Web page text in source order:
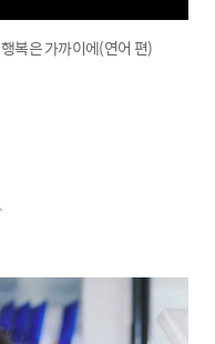
복은 가까이에(연어 편)